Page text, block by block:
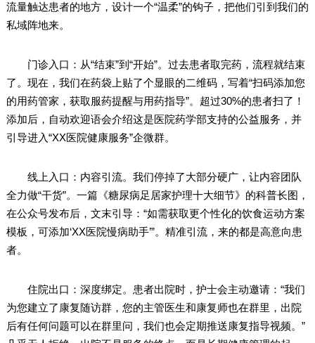
流量触达患者的地方，设计一个“温柔”的钩子，把他们引到我们的
私域阵地来。
门诊入口：从“结束”到“开始”。过去患者取完药，流程就结束
了。现在，我们在药袋上贴了个显眼的二维码，写着“扫码添加您
的用药管家，获取服药提醒与用药指导”。超过30%的患者扫了！
添加后，自动欢迎语会介绍这是医院药学部支持的公益服务，并
引导进入“XX医院健康服务”企微群。
线上入口：内容引流。我们停掉了大部分硬广，让内容团队
全力做“干货”。一篇《糖尿病足居家护理十大细节》的科普长图，
在公众号发布后，文末引导：“如需获取更个性化的饮食运动方案
模板，可添加‘XX医院慢病助手’”。精准引流，来的都是高意向患
者。
住院出口：深度绑定。患者出院时，护士会主动邀请：“我们
为您建立了康复随访群，您的主管医生和康复师也在群里，出院
后有任何问题可以在群里问，我们也会定期推送康复指导视频。”